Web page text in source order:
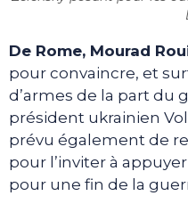
De Rome, Mourad
pour convaincre, et
d’armes de la part du
président ukrainien
prévu également de
pour l’inviter à
pour une fin de la